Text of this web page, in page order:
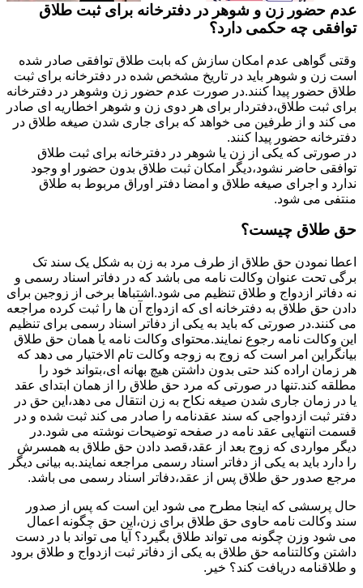
عدم حضور زن و شوهر در دفترخانه برای ثبت طلاق
توافقی چه حکمی دارد؟
وقتی گواهی عدم امکان سازش که بابت طلاق توافقی صادر شده
است زن و شوهر باید در تاریخ مشخص شده در دفترخانه برای ثبت
طلاق حضور پیدا کنند.در صورت عدم حضور زن وشوهر در دفترخانه
برای ثبت طلاق،دفتردار برای هر دوی زن و شوهر اخطاریه ای صادر
می کند و از طرفین می خواهد که برای جاری شدن صیغه طلاق در
دفترخانه حضور پیدا کنند.
در صورتی که یکی از زن یا شوهر در دفترخانه برای ثبت طلاق
توافقی حاضر نشود،دیگر امکان ثبت طلاق بدون حضور او وجود
ندارد و اجرای صیغه طلاق و امضا دفتر اوراق مربوط به طلاق
منتفی می شود.
حق طلاق چیست؟
اعطا نمودن حق طلاق از طرف مرد به زن به شکل یک سند تک
برگی تحت عنوان وکالت نامه می باشد که در دفاتر اسناد رسمی و
نه دفاتر ازدواج و طلاق تنظیم می شود.اشتباها برخی از زوجین برای
دادن حق طلاق به دفترخانه ای که ازدواج آن ها را ثبت کرده مراجعه
می کنند.در صورتی که باید به یکی از دفاتر اسناد رسمی برای تنظیم
این وکالت نامه رجوع نمایند.محتوای وکالت نامه یا همان حق طلاق
بیانگراین امر است که زوج به زوجه وکالت تام الاختیار می دهد که
هر زمان اراده کند حتی بدون داشتن هیچ بهانه ای،بتواند خود را
مطلقه کند.تنها در صورتی که مرد حق طلاق را از همان ابتدای عقد
یا در زمان جاری شدن صیغه نکاح به زن انتقال می دهد،این حق در
دفتر ثبت ازدواجی که سند عقدنامه را صادر می کند ثبت شده و در
قسمت انتهایی عقد نامه در صفحه توضیحات نوشته می شود.در
دیگر مواردی که زوج بعد از عقد،قصد دادن حق طلاق به همسرش
را دارد باید به یکی از دفاتر اسناد رسمی مراجعه نمایند.به بیانی دیگر
مرجع صدور حق طلاق پس از عقد،دفاتر اسناد رسمی می باشد.
حال پرسشی که اینجا مطرح می شود این است که پس از صدور
سند وکالت نامه حاوی حق طلاق برای زن،این حق چگونه اعمال
می شود وزن چگونه می تواند طلاق بگیرد؟ آیا می تواند با در دست
داشتن وکالتنامه حق طلاق به یکی از دفاتر ثبت ازدواج و طلاق برود
و طلاقنامه دریافت کند؟ خیر.